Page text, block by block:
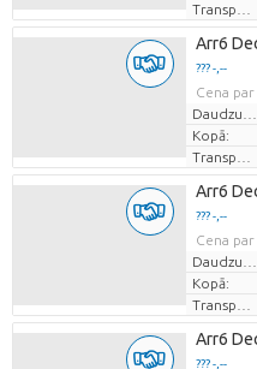
Arr6
??? -,--
Cena
Kopā:
Arr6
??? -,--
Cena
Kopā:
Arr6
??? -,--